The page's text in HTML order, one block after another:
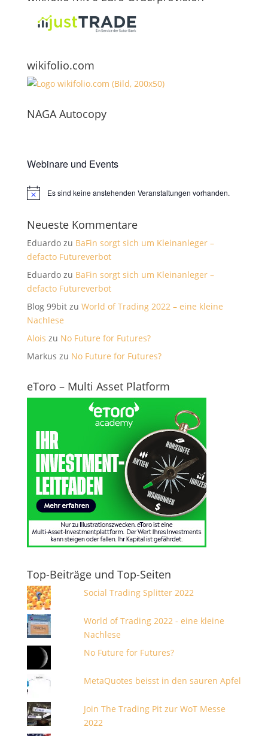
wikifolio.com
NAGA Autocopy
Webinare und Events
HinweisEs sind keine anstehenden Veranstaltungen vorhanden.
Neueste Kommentare
Eduardozu BaFin sorgt sich um Kleinanleger –
defacto Futureverbot
Eduardozu BaFin sorgt sich um Kleinanleger –
defacto Futureverbot
Blog 99bitzu World of Trading 2022 – eine kleine
Nachlese
Alois zu No Future for Futures?
Markus zu No Future for Futures?
eToro – Multi Asset Platform
Top-Beiträge und Top-Seiten
Social Trading Splitter 2022
World of Trading 2022 - eine kleine
Nachlese
No Future for Futures?
MetaQuotes beisst in den sauren Apfel
Join The Trading Pit zur WoT Messe
2022